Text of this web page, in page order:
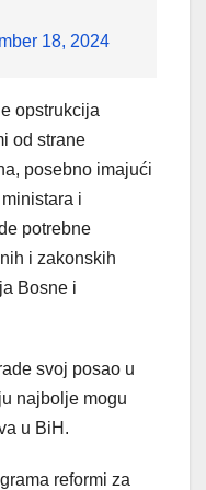
18, 2024
opstrukcija
od strane
posebno imajući
i
potrebne
i zakonskih
Bosne i
svoj posao u
najbolje mogu
u BiH.
reformi za